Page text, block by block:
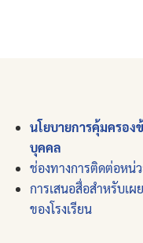
นโยบายการคุ้มครอง
บุคคล
ช่องทางการติดต่อหน่
การเสนอสื่อสำหรับเ
ของโรงเรียน